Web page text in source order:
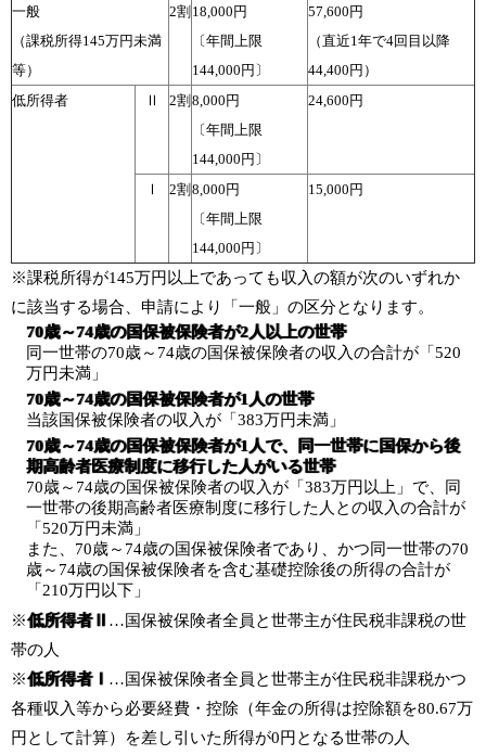
一般
（課税所得145万円未満
等）
2割 18,000円
〔年間上限
144,000円〕
57,600円
（直近1年で4回目以降
44,400円）
低所得者
Ⅱ 2割 8,000円
〔年間上限
144,000円〕
24,600円
Ⅰ 2割 8,000円
〔年間上限
144,000円〕
15,000円
※課税所得が145万円以上であっても収入の額が次のいずれか
に該当する場合、申請により「一般」の区分となります。
70歳～74歳の国保被保険者が2人以上の世帯
同一世帯の70歳～74歳の国保被保険者の収入の合計が「520
万円未満」
70歳～74歳の国保被保険者が1人の世帯
当該国保被保険者の収入が「383万円未満」
70歳～74歳の国保被保険者が1人で、同一世帯に国保から後
期高齢者医療制度に移行した人がいる世帯
70歳～74歳の国保被保険者の収入が「383万円以上」で、同
一世帯の後期高齢者医療制度に移行した人との収入の合計が
「520万円未満」
また、70歳～74歳の国保被保険者であり、かつ同一世帯の70
歳～74歳の国保被保険者を含む基礎控除後の所得の合計が
「210万円以下」
※低所得者Ⅱ …国保被保険者全員と世帯主が住民税非課税の世
帯の人
※低所得者Ⅰ …国保被保険者全員と世帯主が住民税非課税かつ
各種収入等から必要経費・控除（年金の所得は控除額を80.67万
円として計算）を差し引いた所得が0円となる世帯の人